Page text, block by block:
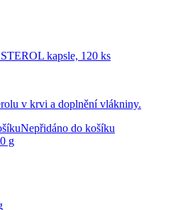
kapsle, 120 ks
v krvi a doplnění vlákniny.
Nepřidáno do košíku